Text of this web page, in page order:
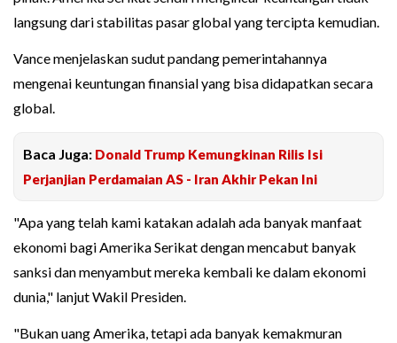
langsung dari stabilitas pasar global yang tercipta kemudian.
Vance menjelaskan sudut pandang pemerintahannya
mengenai keuntungan finansial yang bisa didapatkan secara
global.
Baca Juga: Donald Trump Kemungkinan Rilis Isi
Perjanjian Perdamaian AS - Iran Akhir Pekan Ini
"Apa yang telah kami katakan adalah ada banyak manfaat
ekonomi bagi Amerika Serikat dengan mencabut banyak
sanksi dan menyambut mereka kembali ke dalam ekonomi
dunia," lanjut Wakil Presiden.
"Bukan uang Amerika, tetapi ada banyak kemakmuran